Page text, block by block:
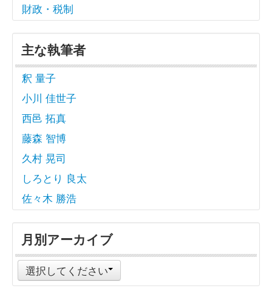
財政・税制
主な執筆者
釈 量子
小川 佳世子
西邑 拓真
藤森 智博
久村 晃司
しろとり 良太
佐々木 勝浩
月別アーカイブ
選択してください